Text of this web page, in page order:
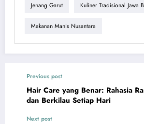
Jenang Garut Kuliner Tradisional Jawa
Makanan Manis Nusantara
Previous post
Hair Care yang Benar: Rahasia
dan Berkilau Setiap Hari
Next post